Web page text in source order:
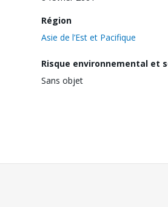
Région
Asie de l’Est et Pacifique
Risque environnemental et
Sans objet